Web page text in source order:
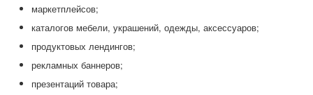
маркетплейсов;
каталогов мебели, украшений, одежды, аксессуаров;
продуктовых лендингов;
рекламных баннеров;
презентаций товара;